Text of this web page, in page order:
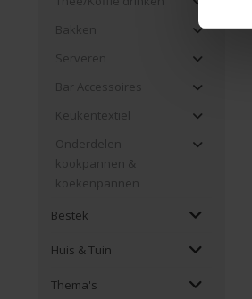
Bakken
Serveren
Bar Accessoires
Keukentextiel
Onderdelen
kookpannen &
koekenpannen
Bestek
Huis & Tuin
Thema's